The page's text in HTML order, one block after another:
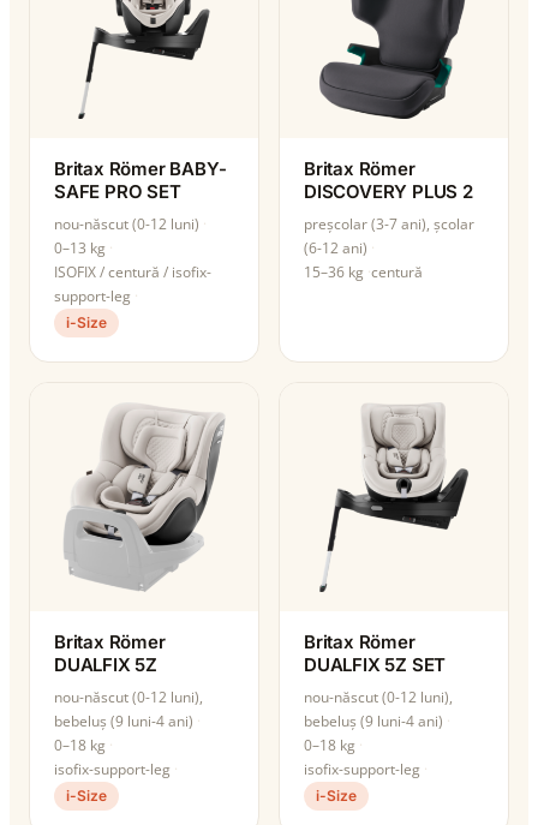
Britax Römer BABY-
SAFE PRO SET
nou-născut (0-12 luni)
0–13 kg
ISOFIX / centură / isofix-
support-leg
i-Size
Britax Römer
DISCOVERY PLUS 2
preșcolar (3-7 ani), școlar
(6-12 ani)
15–36 kg centură
Britax Römer
DUALFIX 5Z
nou-născut (0-12 luni),
bebeluș (9 luni-4 ani)
0–18 kg
isofix-support-leg
i-Size
Britax Römer
DUALFIX 5Z SET
nou-născut (0-12 luni),
bebeluș (9 luni-4 ani)
0–18 kg
isofix-support-leg
i-Size